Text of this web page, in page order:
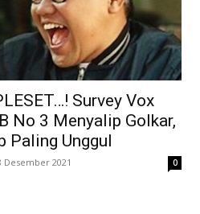
Survey Vox
No 3 Menyalip Golkar,
Paling Unggul
Desember 2021 0